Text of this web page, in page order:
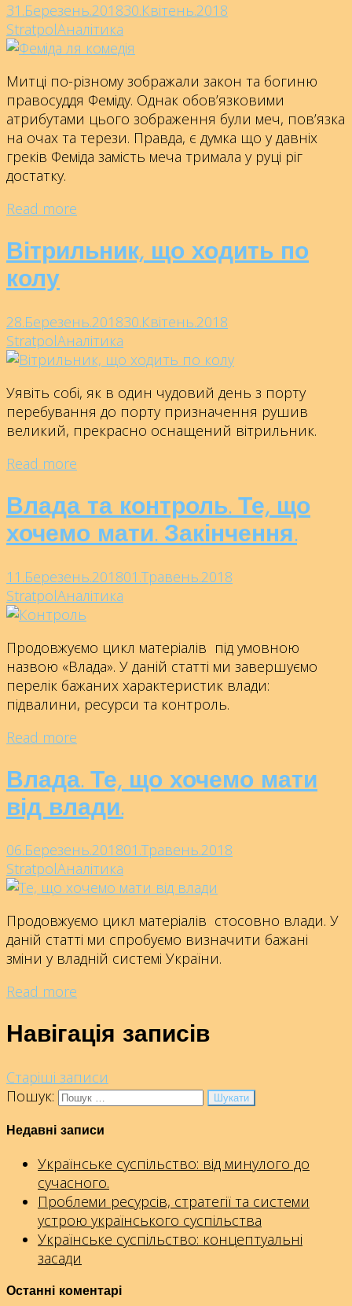
31.Березень.201830.Квітень.2018
StratpolАналітика
Митці по-різному зображали закон та богиню
правосуддя Феміду. Однак обов’язковими
атрибутами цього зображення були меч, пов’язка
на очах та терези. Правда, є думка що у давніх
греків Феміда замість меча тримала у руці ріг
достатку.
Read more
Вітрильник, що ходить по
колу
28.Березень.201830.Квітень.2018
StratpolАналітика
Уявіть собі, як в один чудовий день з порту
перебування до порту призначення рушив
великий, прекрасно оснащений вітрильник.
Read more
Влада та контроль. Те, що
хочемо мати. Закінчення.
11.Березень.201801.Травень.2018
StratpolАналітика
Продовжуємо цикл матеріалів під умовною
назвою «Влада». У даній статті ми завершуємо
перелік бажаних характеристик влади:
підвалини, ресурси та контроль.
Read more
Влада. Те, що хочемо мати
від влади.
06.Березень.201801.Травень.2018
StratpolАналітика
Продовжуємо цикл матеріалів стосовно влади. У
даній статті ми спробуємо визначити бажані
зміни у владній системі України.
Read more
Навігація записів
Старіші записи
Пошук:
Недавні записи
Українське суспільство: від минулого до
сучасного.
Проблеми ресурсів, стратегії та системи
устрою українського суспільства
Українське суспільство: концептуальні
засади
Останні коментарі